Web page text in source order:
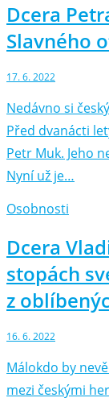
Dcera
Slavného
17. 6. 2022
Nedávno si
Před dvanácti
Petr Muk. Jeho
Nyní už je…
Osobnosti
Dcera
stopách
z
16. 6. 2022
Málokdo by
mezi českými